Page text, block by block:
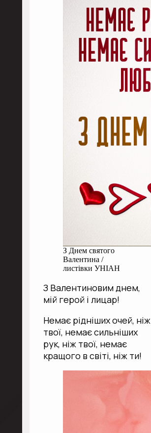
З Днем святого
Валентина /
листівки УНІАН
З Валентиновим днем,
мій герой і лицар!
Немає рідніших очей, ніж
твої, немає сильніших
рук, ніж твої, немає
кращого в світі, ніж ти!